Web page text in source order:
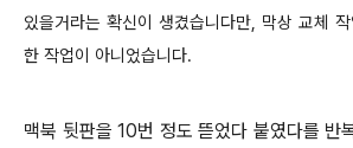
있을거라는 확신이 생겼습니다만, 막상 교체
한 작업이 아니었습니다.
맥북 뒷판을 10번 정도 뜯었다 붙였다를 반